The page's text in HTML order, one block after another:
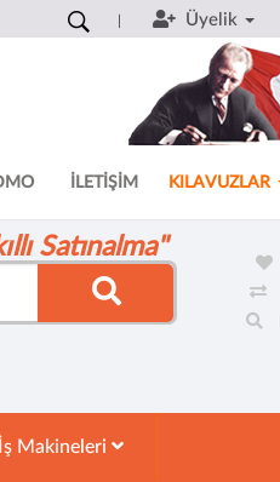
Üyelik
İLETİŞİM KILAVUZLAR
Satınalma"
İş Makineleri